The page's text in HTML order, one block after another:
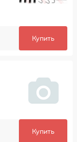
Купить
Купить